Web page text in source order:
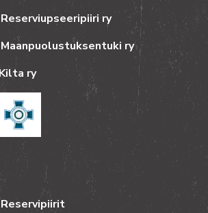
ry
ry
ry